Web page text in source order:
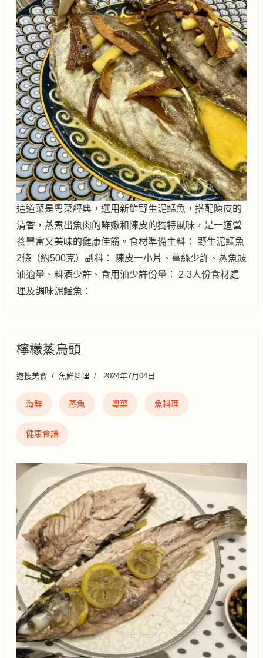
這道菜是粵菜經典，選用新鮮野生泥鯭魚，搭配陳皮的
清香，蒸煮出魚肉的鮮嫩和陳皮的獨特風味，是一道營
養豐富又美味的健康佳餚。食材準備主料： 野生泥鯭魚
2條（約500克）副料： 陳皮一小片、薑絲少許、蒸魚豉
油適量、料酒少許、食用油少許份量： 2-3人份食材處
理及調味泥鯭魚：
檸檬蒸烏頭
遊搜美食 魚鮮料理 2024年7月04日
海鮮 蒸魚 粵菜 魚料理
健康食譜